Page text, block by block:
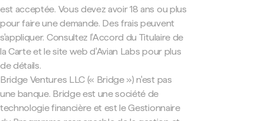
est acceptée. Vous devez avoir 18 ans ou plus
pour faire une demande. Des frais peuvent
s'appliquer. Consultez l'Accord du Titulaire de
la Carte et le site web d'Avian Labs pour plus
de détails.
Bridge Ventures LLC (« Bridge ») n'est pas
une banque. Bridge est une société de
technologie financière et est le Gestionnaire